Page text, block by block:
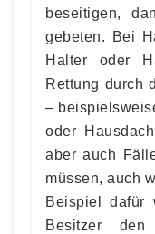
beseitigen,
gebeten. Bei
Halter oder
Rettung durch
–
oder
aber auch
müssen, auch
Beispiel dafür
Besitzer